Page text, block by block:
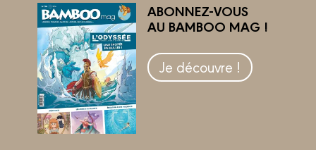
ABONNEZ-VOUS
AU BAMBOO MAG !
Je découvre !